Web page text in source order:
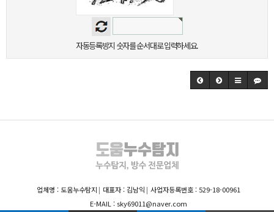
자동등록방지 숫자를 순서대로 입력하세요.
업체명 : 도움누수탐지 대표자 : 김남익
사업자등록번호 : 529-18-00961
E-MAIL : sky69011@naver.com